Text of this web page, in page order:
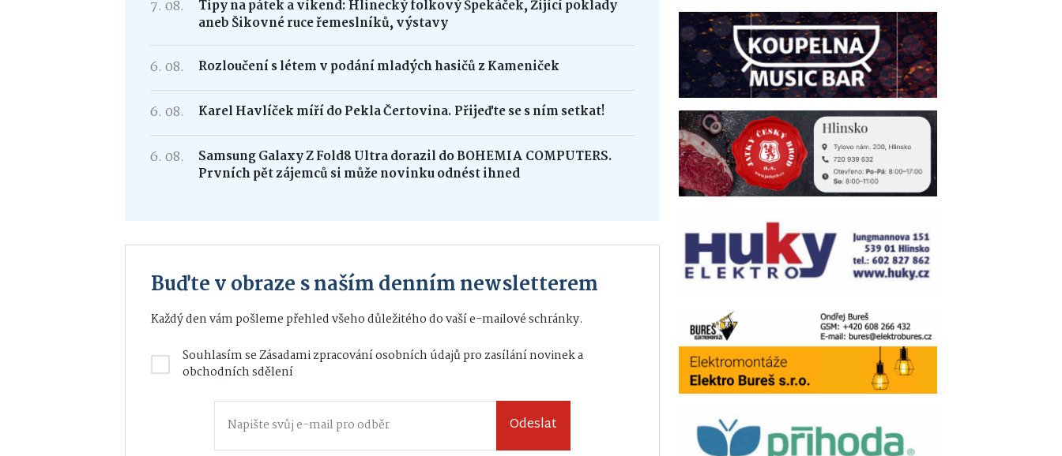
7. 08.
Tipy na pátek a víkend: Hlinecký folkový Špekáček, Žijící poklady
aneb Šikovné ruce řemeslníků, výstavy
6. 08. Rozloučení s létem v podání mladých hasičů z Kameniček
6. 08. Karel Havlíček míří do Pekla Čertovina. Přijeďte se s ním setkat!
6. 08.
Samsung Galaxy Z Fold8 Ultra dorazil do BOHEMIA COMPUTERS.
Prvních pět zájemců si může novinku odnést ihned
Buďte v obraze s naším denním newsletterem
Každý den vám pošleme přehled všeho důležitého do vaší e-mailové schránky.
Souhlasím seZásadami zpracování osobních údajůpro zasílání novinek a
obchodních sdělení
Odeslat